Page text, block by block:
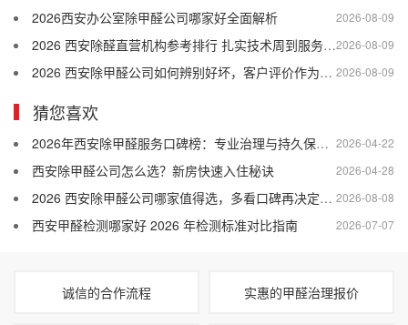
2026-08-09
2026西安办公室除甲醛公司哪家好全面解析
2026-08-09
2026 西安除醛直营机构参考排行 扎实技术周到服务靠谱售后
2026-08-09
2026 西安除甲醛公司如何辨别好坏，客户评价作为参考依据
猜您喜欢
2026-04-22
2026年西安除甲醛服务口碑榜：专业治理与持久保障哪家强？
2026-04-28
西安除甲醛公司怎么选？新房快速入住秘诀
2026-08-08
2026 西安除甲醛公司哪家值得选，多看口碑再决定不踩坑
2026-07-07
西安甲醛检测哪家好 2026 年检测标准对比指南
诚信的合作流程 实惠的甲醛治理报价